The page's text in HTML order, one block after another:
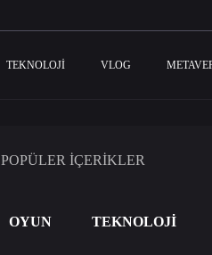
TEKNOLOJI VLOG
POPÜLER İÇERİKLER
OYUN TEKNOLOJİ